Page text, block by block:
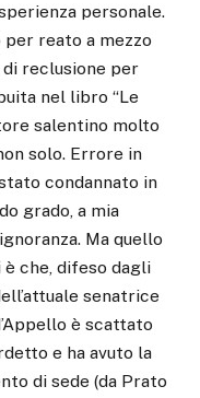
personale.
reato a mezzo
di reclusione per
nel libro “Le
salentino molto
solo. Errore in
condannato in
grado, a mia
Ma quello
che, difeso dagli
senatrice
è scattato
e ha avuto la
di sede (da Prato